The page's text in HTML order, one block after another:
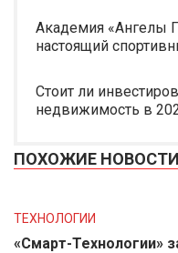
Академия «Ангелы
настоящий
Стоит ли
недвижимость в
ПОХОЖИЕ НОВОСТИ
ТЕХНОЛОГИИ
«Смарт-Технологии»